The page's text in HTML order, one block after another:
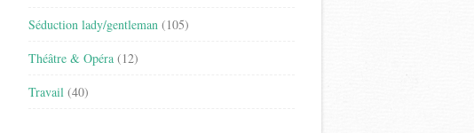
Séduction lady/gentleman (105)
Théâtre & Opéra (12)
Travail (40)